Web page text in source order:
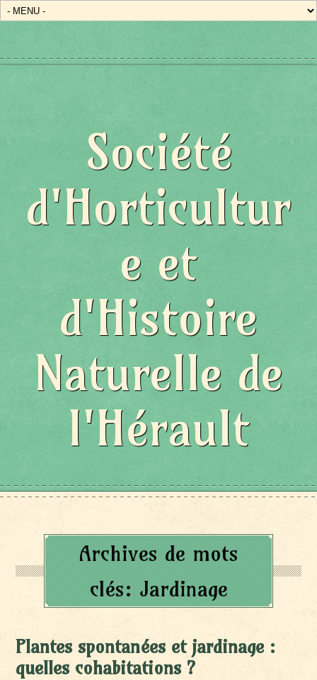
Société
d'Horticultur
e et
d'Histoire
Naturelle de
l'Hérault
Archives de mots
clés:Jardinage
Plantes spontanées et jardinage :
quelles cohabitations ?